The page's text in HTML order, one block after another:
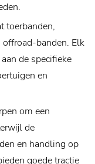
toerbanden,
banden. Elk
de specifieke
en
om een
de
en handling op
goede tractie